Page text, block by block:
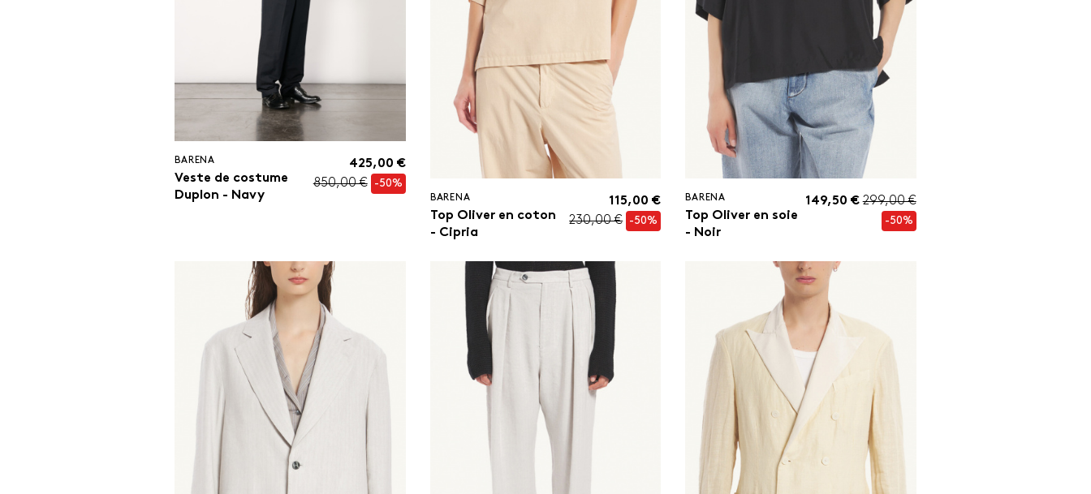
BARENA
Veste de costume
Duplon - Navy
425,00 €
850,00 €
-50%
BARENA
Top Oliver en coton
- Cipria
115,00 €
230,00 € -50%
BARENA
Top Oliver en soie
- Noir
149,50 € 299,00 €
-50%